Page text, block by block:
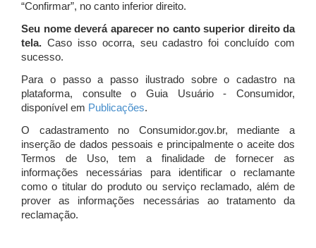
“Confirmar”, no canto inferior direito.
Seu nome deverá aparecer no canto superior direito da
tela. Caso isso ocorra, seu cadastro foi concluído com
sucesso.
Para o passo a passo ilustrado sobre o cadastro na
plataforma, consulte o Guia Usuário - Consumidor,
disponível em Publicações.
O cadastramento no Consumidor.gov.br, mediante a
inserção de dados pessoais e principalmente o aceite dos
Termos de Uso, tem a finalidade de fornecer as
informações necessárias para identificar o reclamante
como o titular do produto ou serviço reclamado, além de
prover as informações necessárias ao tratamento da
reclamação.